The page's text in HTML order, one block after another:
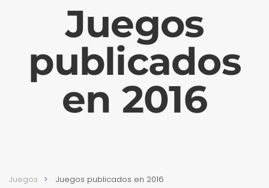
Juegos
publicados
en 2016
Juegos Juegos publicados en 2016